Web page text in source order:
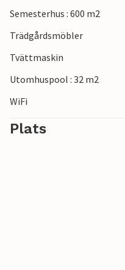
Semesterhus : 600 m2
Trädgårdsmöbler
Tvättmaskin
Utomhuspool : 32 m2
WiFi
Plats